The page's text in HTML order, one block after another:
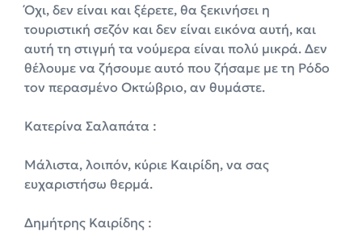
Όχι, δεν είναι και ξέρετε, θα ξεκινήσει η
τουριστική σεζόν και δεν είναι εικόνα αυτή, και
αυτή τη στιγμή τα νούμερα είναι πολύ μικρά. Δεν
θέλουμε να ζήσουμε αυτό που ζήσαμε με τη Ρόδο
τον περασμένο Οκτώβριο, αν θυμάστε.
Κατερίνα Σαλαπάτα :
Μάλιστα, λοιπόν, κύριε Καιρίδη, να σας
ευχαριστήσω θερμά.
Δημήτρης Καιρίδης :